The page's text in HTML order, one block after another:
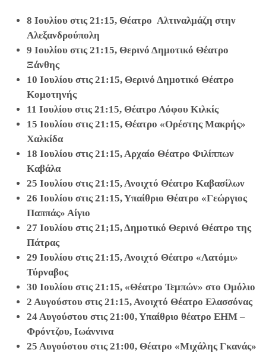
8 Ιουλίου στις 21:15, Θέατρο Αλτιναλμάζη στην
Αλεξανδρούπολη
9 Ιουλίου στις 21:15, Θερινό Δημοτικό Θέατρο
Ξάνθης
10 Ιουλίου στις 21:15, Θερινό Δημοτικό Θέατρο
Κομοτηνής
11 Ιουλίου στις 21:15, Θέατρο Λόφου Κιλκίς
15 Ιουλίου στις 21:15, Θέατρο «Ορέστης Μακρής»
Χαλκίδα
18 Ιουλίου στις 21:15, Αρχαίο Θέατρο Φιλίππων
Καβάλα
25 Ιουλίου στις 21:15, Ανοιχτό Θέατρο Καβασίλων
26 Ιουλίου στις 21:15, Υπαίθριο Θέατρο «Γεώργιος
Παππάς» Αίγιο
27 Ιουλίου στις 21;15, Δημοτικό Θερινό Θέατρο της
Πάτρας
29 Ιουλίου στις 21:15, Ανοιχτό Θέατρο «Λατόμι»
Τύρναβος
30 Ιουλίου στις 21:15, «Θέατρο Τεμπών» στο Ομόλιο
2 Αυγούστου στις 21:15, Ανοιχτό Θέατρο Ελασσόνας
24 Αυγούστου στις 21:00, Υπαίθριο θέατρο ΕΗΜ –
Φρόντζου, Ιωάννινα
25 Αυγούστου στις 21:00, Θέατρο «Μιχάλης Γκανάς»